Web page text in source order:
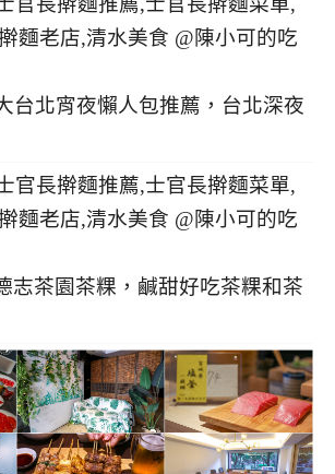
台北宵夜懶人包推薦，台北深夜
志茶園茶粿，鹹甜好吃茶粿和茶